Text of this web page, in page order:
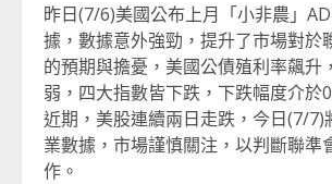
昨日(7/6)美國公布上月「小非農」
據，數據意外強勁，提升了市場對於
的預期與擔憂，美國公債殖利率飆升
弱，四大指數皆下跌，下跌幅度介於
近期，美股連續兩日走跌，今日(7/7)
業數據，市場謹慎關注，以判斷聯準
作。